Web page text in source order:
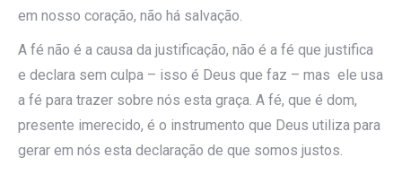
em nosso coração, não há salvação.
A fé não é a causa da justificação, não é a fé que justifica
e declara sem culpa – isso é Deus que faz – mas ele usa
a fé para trazer sobre nós esta graça. A fé, que é dom,
presente imerecido, é o instrumento que Deus utiliza para
gerar em nós esta declaração de que somos justos.